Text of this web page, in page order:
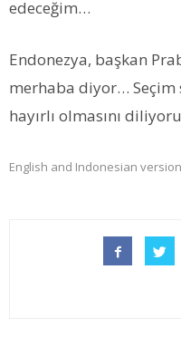
edeceğim…
Endonezya, başkan
merhaba diyor… Seçim
hayırlı olmasını
English and Indonesian